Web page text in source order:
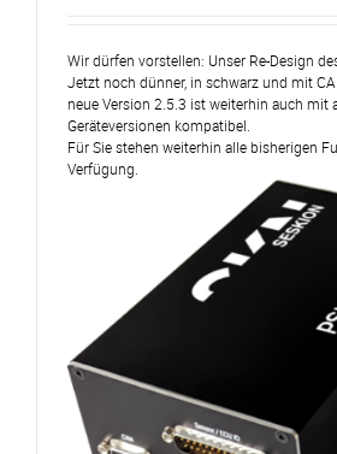
Wir dürfen vorstellen: Unser Re-Design
Jetzt noch dünner, in schwarz und mit
neue Version 2.5.3 ist weiterhin auch mit
Geräteversionen kompatibel.
Für Sie stehen weiterhin alle bisherigen
Verfügung.